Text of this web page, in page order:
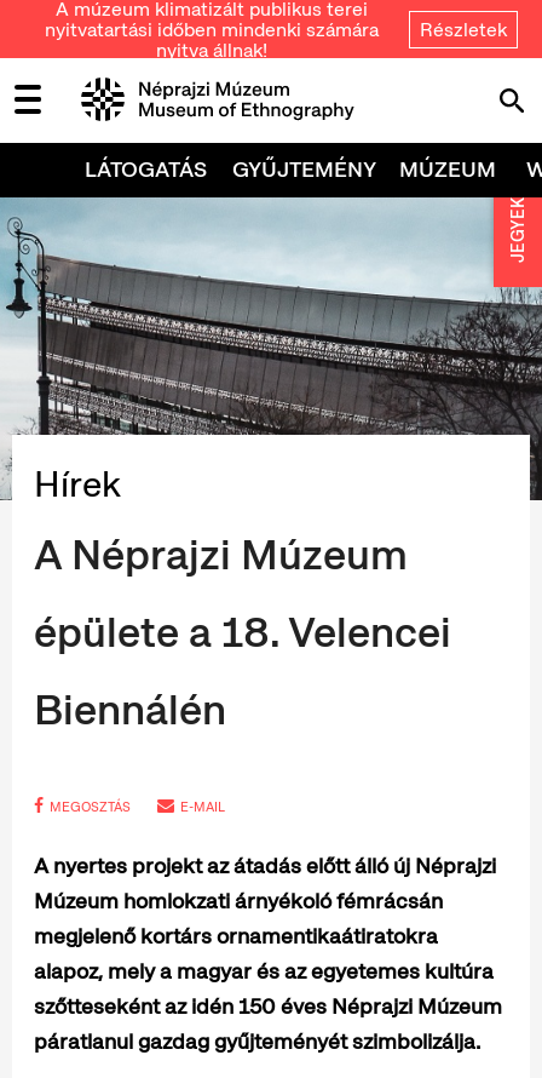
A múzeum klimatizált publikus terei
nyitvatartási időben mindenki számára
nyitva állnak!
Részletek
LÁTOGATÁS GYŰJTEMÉNY MÚZEUM
Hírek
A Néprajzi Múzeum
épülete a 18. Velencei
Biennálén
MEGOSZTÁS E-MAIL
A nyertes projekt az átadás előtt álló új Néprajzi
Múzeum homlokzati árnyékoló fémrácsán
megjelenő kortárs ornamentikaátiratokra
alapoz, mely a magyar és az egyetemes kultúra
szőtteseként az idén 150 éves Néprajzi Múzeum
páratlanul gazdag gyűjteményét szimbolizálja.
JEGYEK